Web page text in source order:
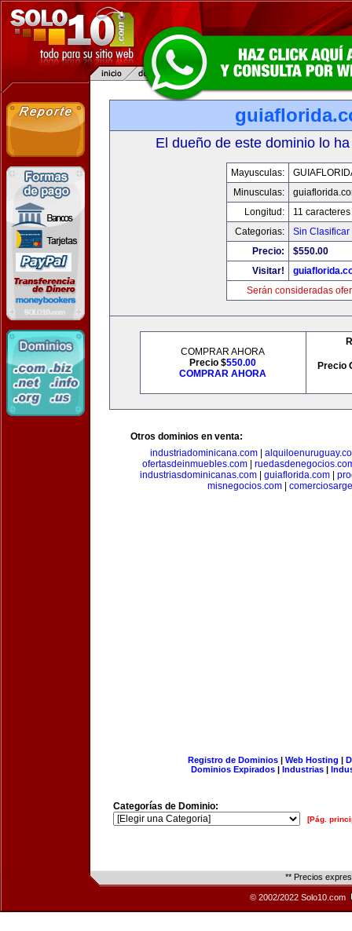
El dueño de este dominio lo
Mayusculas:
Minusculas:
Longitud:
11 caracteres
Categorias:
Sin Clasificar
Precio:
$550.00
Visitar!
Serán consideradas
COMPRAR AHORA
Precio $550.00
COMPRAR AHORA
Precio
Otros dominios en venta:
industriadominicana.com
ofertasdeinmuebles.com
industriasdominicanas.com
guiaflorida.com
misnegocios.com
Registro de Dominios| Web Hosting |
Dominios Expirados | Industrias |
Categorías de Dominio:
[Pág.
** Precios
© 2002/2022 Solo10.com